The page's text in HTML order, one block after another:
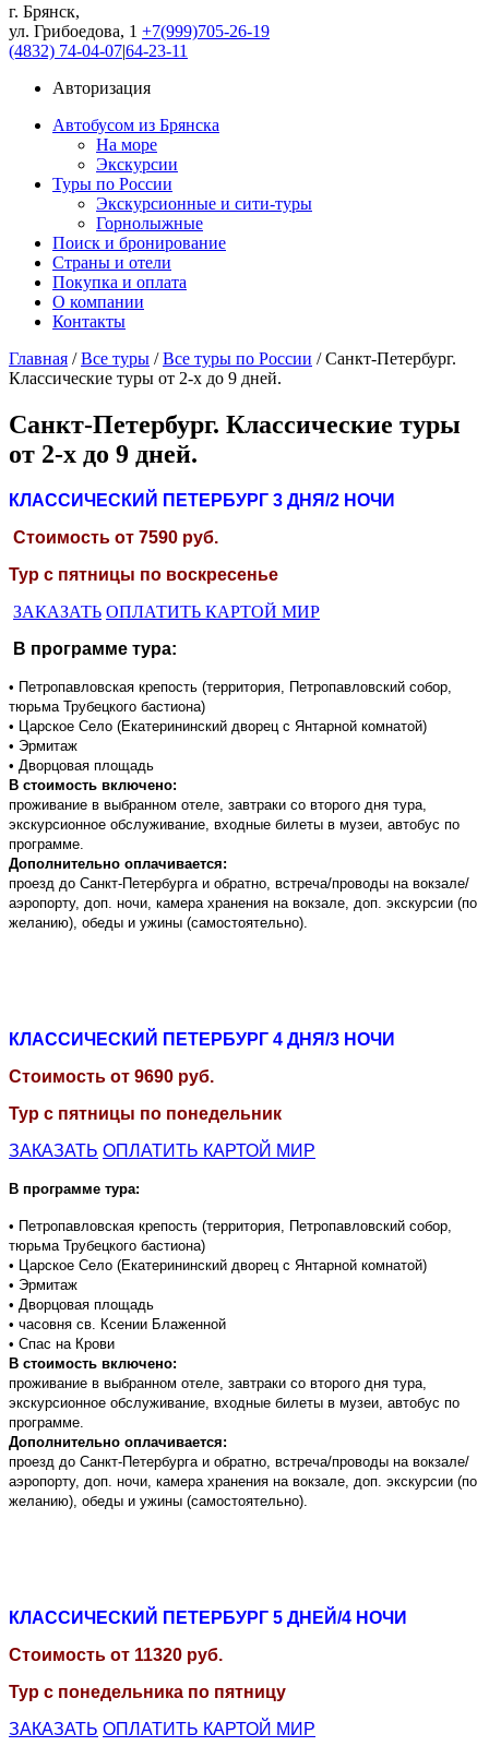
г. Брянск,
ул. Грибоедова, 1 +7(999)705-26-19
(4832) 74-04-07|64-23-11
Авторизация
Автобусом из Брянска
На море
Экскурсии
Туры по России
Экскурсионные и сити-туры
Горнолыжные
Поиск и бронирование
Страны и отели
Покупка и оплата
О компании
Контакты
Главная /Все туры /Все туры по России / Санкт-Петербург.
Классические туры от 2-х до 9 дней.
Санкт-Петербург. Классические туры
от 2-х до 9 дней.
КЛАССИЧЕСКИЙ ПЕТЕРБУРГ 3 ДНЯ/2 НОЧИ
Стоимость от 7590 руб.
Тур с пятницы по воскресенье
ЗАКАЗАТЬ ОПЛАТИТЬ КАРТОЙ МИР
В программе тура:
• Петропавловская крепость (территория, Петропавловский собор,
тюрьма Трубецкого бастиона)
• Царское Село (Екатерининский дворец с Янтарной комнатой)
• Эрмитаж
• Дворцовая площадь
В стоимость включено:
проживание в выбранном отеле, завтраки со второго дня тура,
экскурсионное обслуживание, входные билеты в музеи, автобус по
программе.
Дополнительно оплачивается:
проезд до Санкт-Петербурга и обратно, встреча/проводы на вокзале/
аэропорту, доп. ночи, камера хранения на вокзале, доп. экскурсии (по
желанию), обеды и ужины (самостоятельно).
КЛАССИЧЕСКИЙ ПЕТЕРБУРГ 4 ДНЯ/3 НОЧИ
Стоимость от 9690 руб.
Тур с пятницы по понедельник
ЗАКАЗАТЬ ОПЛАТИТЬ КАРТОЙ МИР
В программе тура:
• Петропавловская крепость (территория, Петропавловский собор,
тюрьма Трубецкого бастиона)
• Царское Село (Екатерининский дворец с Янтарной комнатой)
• Эрмитаж
• Дворцовая площадь
• часовня св. Ксении Блаженной
• Спас на Крови
В стоимость включено:
проживание в выбранном отеле, завтраки со второго дня тура,
экскурсионное обслуживание, входные билеты в музеи, автобус по
программе.
Дополнительно оплачивается:
проезд до Санкт-Петербурга и обратно, встреча/проводы на вокзале/
аэропорту, доп. ночи, камера хранения на вокзале, доп. экскурсии (по
желанию), обеды и ужины (самостоятельно).
КЛАССИЧЕСКИЙ ПЕТЕРБУРГ 5 ДНЕЙ/4 НОЧИ
Стоимость от 11320 руб.
Тур с понедельника по пятницу
ЗАКАЗАТЬ ОПЛАТИТЬ КАРТОЙ МИР